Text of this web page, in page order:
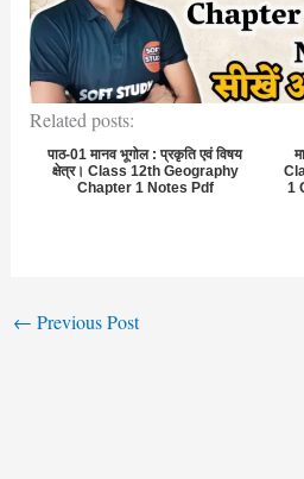
Related posts:
पाठ-01 मानव भूगोल : प्रकृति एवं विषय
क्षेत्र। Class 12th Geography
Chapter 1 Notes Pdf
1
← Previous Post